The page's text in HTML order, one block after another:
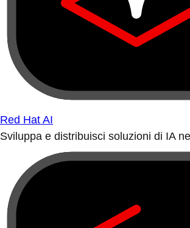
Red Hat AI
Sviluppa e distribuisci soluzioni di IA